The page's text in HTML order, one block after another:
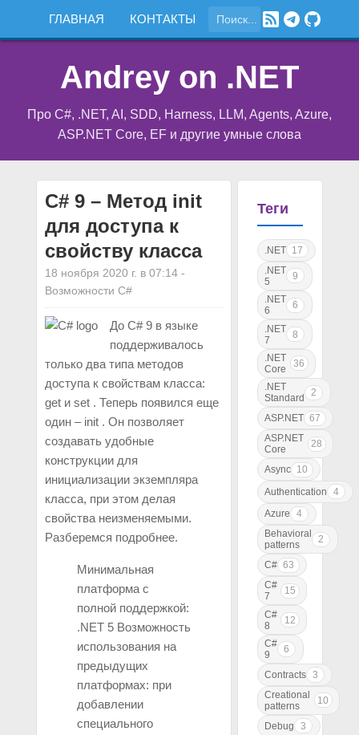
ГЛАВНАЯ КОНТАКТЫ
Andrey on .NET
Про C#, .NET, AI, SDD, Harness, LLM, Agents, Azure,
ASP.NET Core, EF и другие умные слова
C# 9 – Метод init
для доступа к
свойству класса
18 ноября 2020 г. в 07:14-
Возможности C#
До C# 9 в языке
поддерживалось
только два типа методов
доступа к свойствам класса:
get и set . Теперь появился еще
один – init . Он позволяет
создавать удобные
конструкции для
инициализации экземпляра
класса, при этом делая
свойства неизменяемыми.
Разберемся подробнее.
Минимальная
платформа с
полной поддержкой:
.NET 5 Возможность
использования на
предыдущих
платформах: при
добавлении
специального
Теги
.NET 17
.NET
5
9
.NET
6
6
.NET
7
8
.NET
Core
36
.NET
Standard
2
ASP.NET 67
ASP.NET
Core
28
Async 10
Authentication
4
Azure
4
Behavioral
patterns
2
C# 63
C#
7
15
C#
8
12
C#
9
6
Contracts 3
Creational
patterns
10
Debug
3